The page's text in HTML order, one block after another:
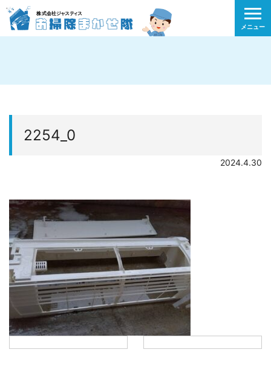
メニュー
2254_0
2024.4.30